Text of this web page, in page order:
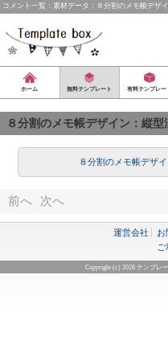
コメント一覧：素材データ：８分割のメモ帳デザ
ホーム 無料テンプレート 有料テンプレー
８分割のメモ帳デザイン：縦
８分割のメモ帳デザ
前へ 次へ
運営会社 お
Copyright (c) 2026 テンプレ